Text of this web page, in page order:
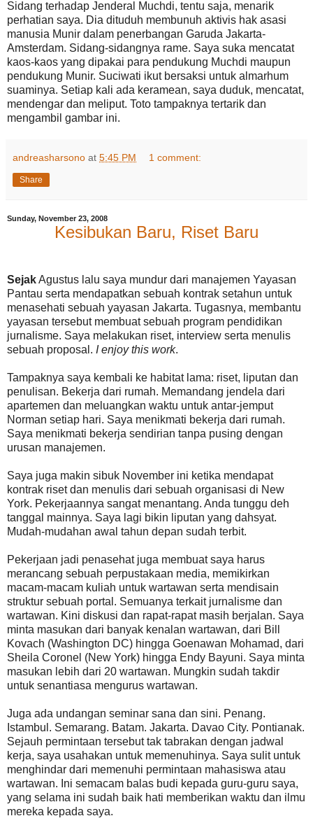
Sidang terhadap Jenderal Muchdi, tentu saja, menarik
perhatian saya. Dia dituduh membunuh aktivis hak asasi
manusia Munir dalam penerbangan Garuda Jakarta-
Amsterdam. Sidang-sidangnya rame. Saya suka mencatat
kaos-kaos yang dipakai para pendukung Muchdi maupun
pendukung Munir. Suciwati ikut bersaksi untuk almarhum
suaminya. Setiap kali ada keramean, saya duduk, mencatat,
mendengar dan meliput. Toto tampaknya tertarik dan
mengambil gambar ini.
andreasharsono at 5:45 PM 1 comment:
Share
Sunday, November 23, 2008
Kesibukan Baru, Riset Baru
SejakAgustus lalu saya mundur dari manajemen Yayasan
Pantau serta mendapatkan sebuah kontrak setahun untuk
menasehati sebuah yayasan Jakarta. Tugasnya, membantu
yayasan tersebut membuat sebuah program pendidikan
jurnalisme. Saya melakukan riset, interview serta menulis
sebuah proposal. I enjoy this work.
Tampaknya saya kembali ke habitat lama: riset, liputan dan
penulisan. Bekerja dari rumah. Memandang jendela dari
apartemen dan meluangkan waktu untuk antar-jemput
Norman setiap hari. Saya menikmati bekerja dari rumah.
Saya menikmati bekerja sendirian tanpa pusing dengan
urusan manajemen.
Saya juga makin sibuk November ini ketika mendapat
kontrak riset dan menulis dari sebuah organisasi di New
York. Pekerjaannya sangat menantang. Anda tunggu deh
tanggal mainnya. Saya lagi bikin liputan yang dahsyat.
Mudah-mudahan awal tahun depan sudah terbit.
Pekerjaan jadi penasehat juga membuat saya harus
merancang sebuah perpustakaan media, memikirkan
macam-macam kuliah untuk wartawan serta mendisain
struktur sebuah portal. Semuanya terkait jurnalisme dan
wartawan. Kini diskusi dan rapat-rapat masih berjalan. Saya
minta masukan dari banyak kenalan wartawan, dari Bill
Kovach (Washington DC) hingga Goenawan Mohamad, dari
Sheila Coronel (New York) hingga Endy Bayuni. Saya minta
masukan lebih dari 20 wartawan. Mungkin sudah takdir
untuk senantiasa mengurus wartawan.
Juga ada undangan seminar sana dan sini. Penang.
Istambul. Semarang. Batam. Jakarta. Davao City. Pontianak.
Sejauh permintaan tersebut tak tabrakan dengan jadwal
kerja, saya usahakan untuk memenuhinya. Saya sulit untuk
menghindar dari memenuhi permintaan mahasiswa atau
wartawan. Ini semacam balas budi kepada guru-guru saya,
yang selama ini sudah baik hati memberikan waktu dan ilmu
mereka kepada saya.